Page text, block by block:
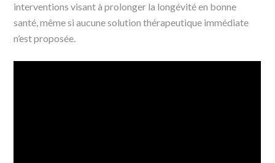
interventions visant à prolonger la longévité en bonne
santé, même si aucune solution thérapeutique immédiate
n’est proposée.